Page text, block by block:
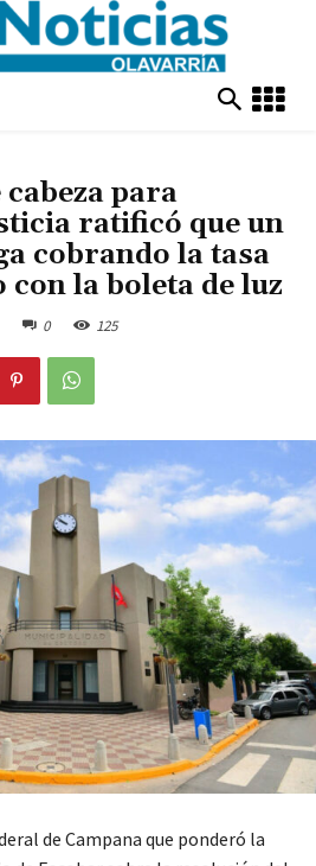
para
ratificó que un
cobrando la tasa
con la boleta de luz
0 125
de Campana que ponderó la